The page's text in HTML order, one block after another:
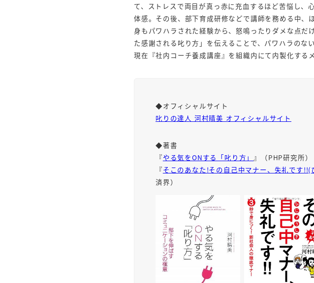
て、ストレスで両目が真っ赤に充血するほど苦悩し、
体感。その後、部下育成研修などで講師を務める中、
身もパワハラされた経験から、怒鳴ったりダメな点だ
た感謝される叱り方」を伝えることで、パワハラのな
現在『社内コーチ養成講座』を組織内にて内製化する
◆オフィシャルサイト
叱りの達人 河村晴美 オフィシャルサイト
◆著書
『やる気をONする「叱り方」
』（PHP研究所）
『そこのあなた!その自己中マナー、失礼です
済界）